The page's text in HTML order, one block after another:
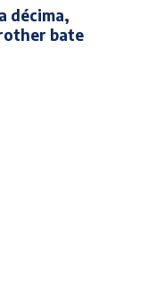
décima,
bate